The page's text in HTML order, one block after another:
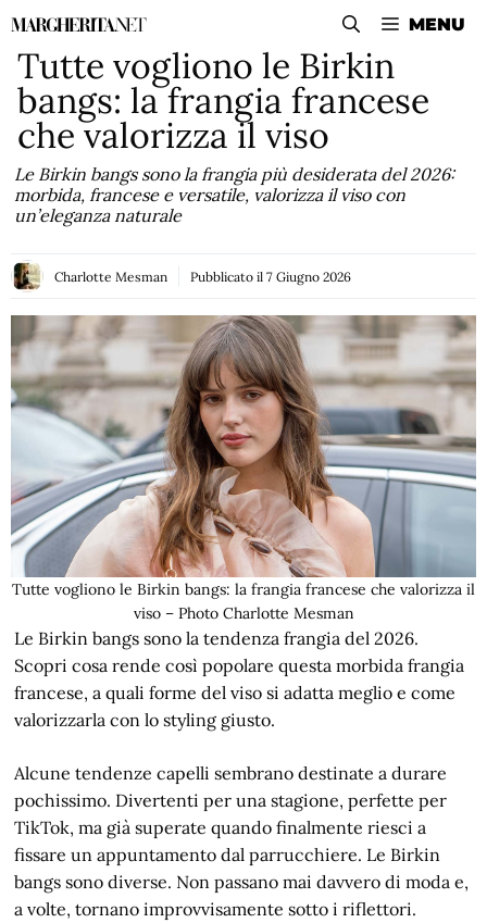
Vai
contenuto
MENU
Tutte vogliono le Birkin
bangs: la frangia francese
che valorizza il viso
Le Birkin bangs sono la frangia più desiderata del 2026:
morbida, francese e versatile, valorizza il viso con
un’eleganza naturale
Charlotte Mesman Pubblicato il 7 Giugno 2026
Tutte vogliono le Birkin bangs: la frangia francese che valorizza il
viso – Photo Charlotte Mesman
Le Birkin bangs sono la tendenza frangia del 2026.
Scopri cosa rende così popolare questa morbida frangia
francese, a quali forme del viso si adatta meglio e come
valorizzarla con lo styling giusto.
Alcune tendenze capelli sembrano destinate a durare
pochissimo. Divertenti per una stagione, perfette per
TikTok, ma già superate quando finalmente riesci a
fissare un appuntamento dal parrucchiere. Le Birkin
bangs sono diverse. Non passano mai davvero di moda e,
a volte, tornano improvvisamente sotto i riflettori.